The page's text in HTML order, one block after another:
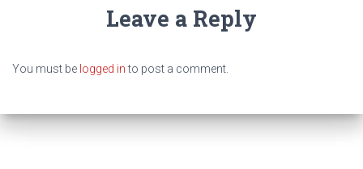
Leave a Reply
You must be logged into post a comment.